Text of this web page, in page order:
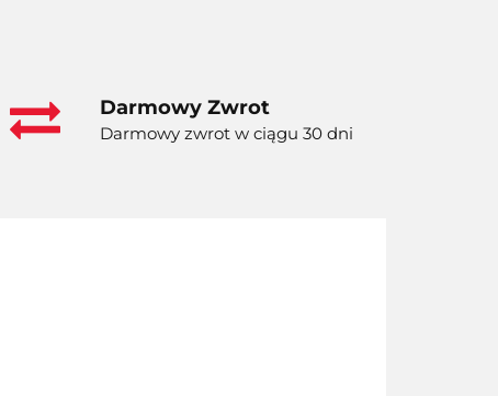
Darmowy Zwrot
Darmowy zwrot w ciągu 30 dni